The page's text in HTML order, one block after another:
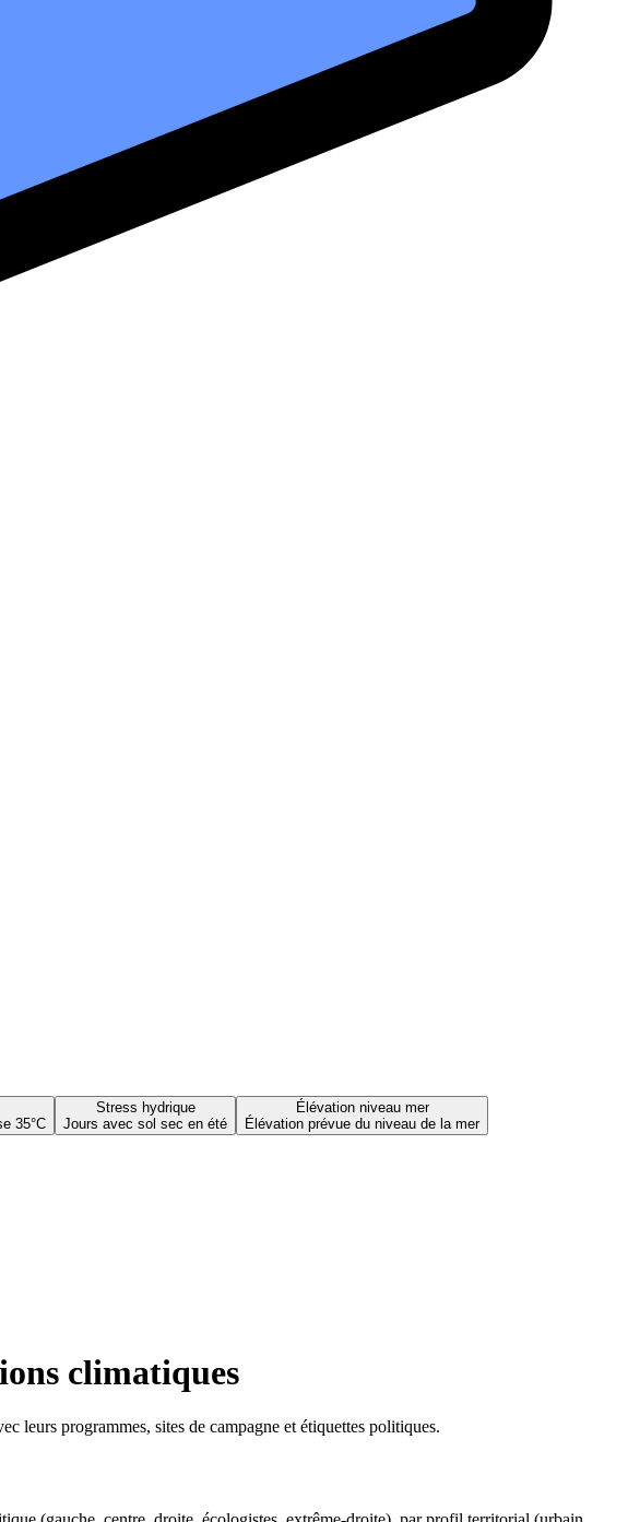
35°C
Stress hydrique
Jours avec sol sec en été
Élévation niveau mer
Élévation prévue du niveau de la mer
climatiques
leurs programmes, sites de campagne et étiquettes politiques.